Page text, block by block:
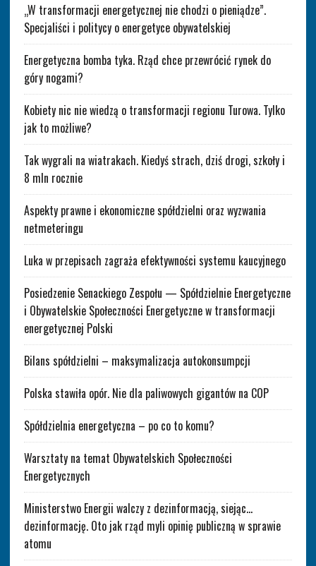
„W transformacji energetycznej nie chodzi o pieniądze”.
Specjaliści i politycy o energetyce obywatelskiej
Energetyczna bomba tyka. Rząd chce przewrócić rynek do
góry nogami?
Kobiety nic nie wiedzą o transformacji regionu Turowa. Tylko
jak to możliwe?
Tak wygrali na wiatrakach. Kiedyś strach, dziś drogi, szkoły i
8 mln rocznie
Aspekty prawne i ekonomiczne spółdzielni oraz wyzwania
netmeteringu
Luka w przepisach zagraża efektywności systemu kaucyjnego
Posiedzenie Senackiego Zespołu — Spółdzielnie Energetyczne
i Obywatelskie Społeczności Energetyczne w transformacji
energetycznej Polski
Bilans spółdzielni – maksymalizacja autokonsumpcji
Polska stawiła opór. Nie dla paliwowych gigantów na COP
Spółdzielnia energetyczna – po co to komu?
Warsztaty na temat Obywatelskich Społeczności
Energetycznych
Ministerstwo Energii walczy z dezinformacją, siejąc…
dezinformację. Oto jak rząd myli opinię publiczną w sprawie
atomu